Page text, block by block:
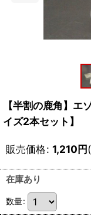
【半割の鹿角】エ
イズ2本セット】
販売価格: 1,210円
在庫あり
数量: